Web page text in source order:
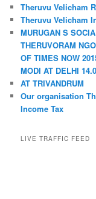
Theruvu Velicham
Theruvu Velicham
MURUGAN S
THERUVORAM
OF TIMES NOW
MODI AT DELHI
AT TRIVANDRUM
Our organisation
Income Tax
LIVE TRAFFIC FEED